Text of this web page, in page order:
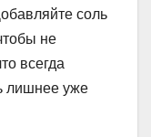
соль
не
всегда
лишнее уже